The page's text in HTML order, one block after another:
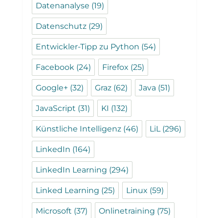
Datenanalyse (19)
Datenschutz (29)
Entwickler-Tipp zu Python (54)
Facebook (24) Firefox (25)
Google+ (32) Graz (62) Java (51)
JavaScript (31) KI (132)
Künstliche Intelligenz (46) LiL(296)
LinkedIn (164)
LinkedIn Learning (294)
Linked Learning (25) Linux (59)
Microsoft (37) Onlinetraining (75)